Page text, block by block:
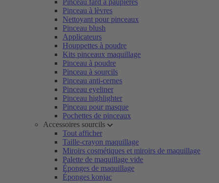
Pinceau fard à paupières
Pinceau à lèvres
Nettoyant pour pinceaux
Pinceau blush
Applicateurs
Houppettes à poudre
Kits pinceaux maquillage
Pinceau à poudre
Pinceau à sourcils
Pinceau anti-cernes
Pinceau eyeliner
Pinceau highlighter
Pinceau pour masque
Pochettes de pinceaux
Accessoires sourcils
Tout afficher
Taille-crayon maquillage
Miroirs cosmétiques et miroirs de maquillage
Palette de maquillage vide
Éponges de maquillage
Éponges konjac